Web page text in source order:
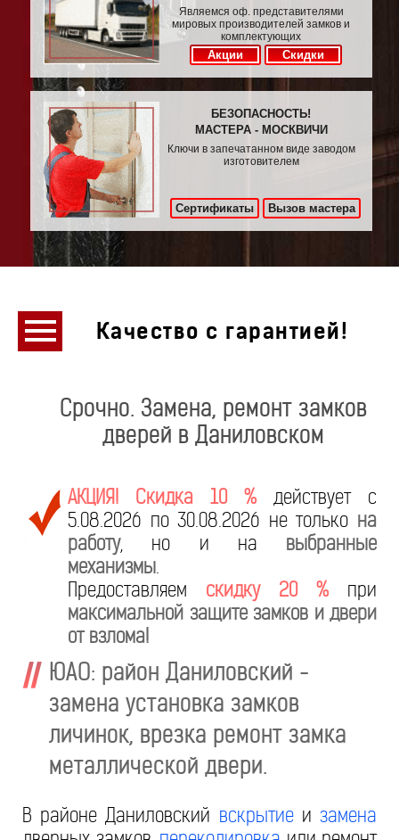
Являемся оф. представителями
мировых производителей замков и
комплектующих
Акции Скидки
БЕЗОПАСНОСТЬ!
МАСТЕРА - МОСКВИЧИ
Ключи в запечатанном виде заводом
изготовителем
Сертификаты Вызов мастера
Качество с гарантией!
Срочно. Замена, ремонт замков
дверей в Даниловском
АКЦИЯ! Скидка 10 % действует с
5.08.2026 по 30.08.2026 не только на
работу, но и на выбранные
механизмы.
Предоставляем скидку 20 % при
максимальной защите замков и двери
от взлома!
ЮАО: район Даниловский -
замена установка замков
личинок, врезка ремонт замка
металлической двери.
В районе Даниловский вскрытиеи замена